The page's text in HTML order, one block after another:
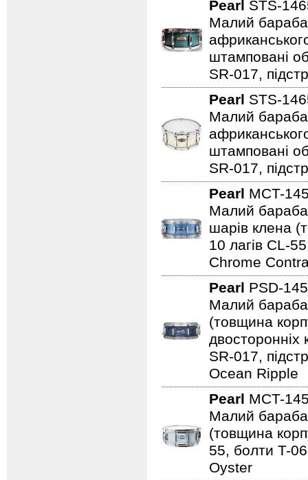
Pearl STS-
Малий
штамповані
SR-017,
Pearl STS-
Малий
штамповані
SR-017,
Pearl MCT-
Малий
шарів клена
10 лагів CL-
Chrome
Pearl PSD-
Малий
(товщина
двостороннiх
SR-017,
Ocean Ripple
Pearl MCT-
Малий
(товщина
55, болти T-
Oyster